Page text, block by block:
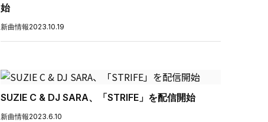
始
新曲情報2023.10.19
SUZIE C & DJ SARA、「STRIFE」を配信開始
新曲情報2023.6.10